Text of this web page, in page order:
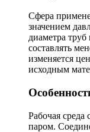
Сфера
значением
диаметра
составлять
изменяется
исходным
Рабочая среда
паром.